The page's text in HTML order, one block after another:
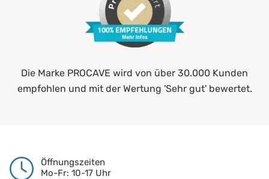
Die Marke PROCAVE wird von über 30.000 Kunden
empfohlen und mit der Wertung 'Sehr gut' bewertet.
Öffnungszeiten
Mo-Fr: 10-17 Uhr